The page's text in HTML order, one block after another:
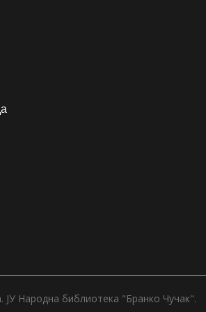
ЈУ Народна библиотека "Бранко Чучак".